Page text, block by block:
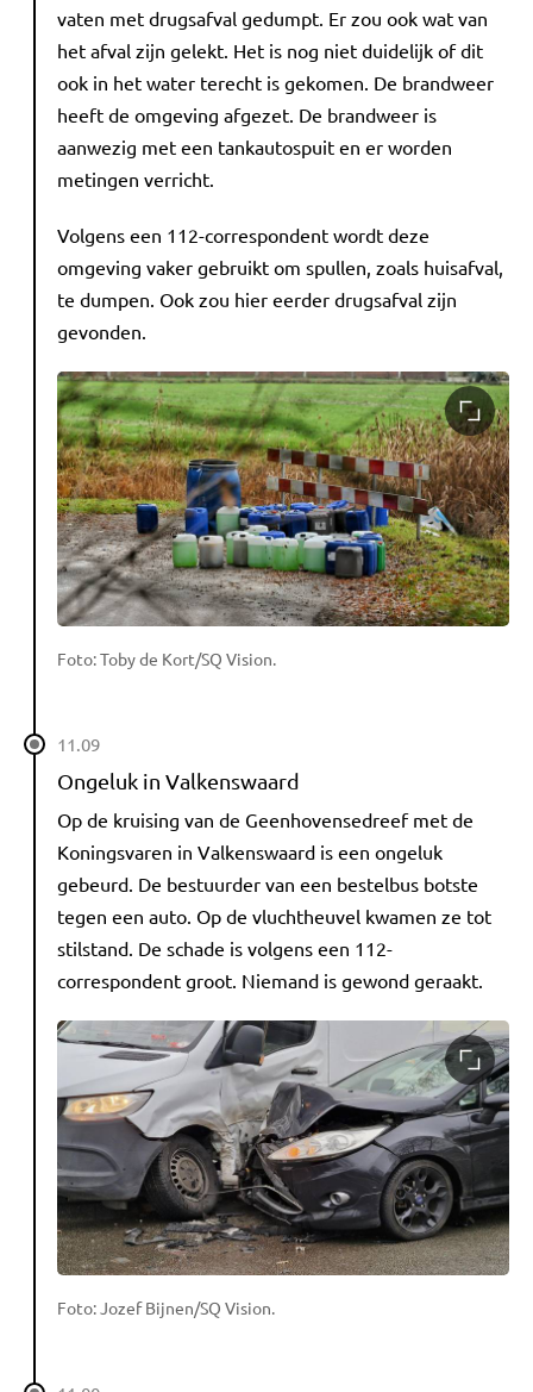
vaten met drugsafval gedumpt. Er zou ook wat van
het afval zijn gelekt. Het is nog niet duidelijk of dit
ook in het water terecht is gekomen. De brandweer
heeft de omgeving afgezet. De brandweer is
aanwezig met een tankautospuit en er worden
metingen verricht.
Volgens een 112-correspondent wordt deze
omgeving vaker gebruikt om spullen, zoals huisafval,
te dumpen. Ook zou hier eerder drugsafval zijn
gevonden.
Foto: Toby de Kort/SQ Vision.
11.09
Ongeluk in Valkenswaard
Op de kruising van de Geenhovensedreef met de
Koningsvaren in Valkenswaard is een ongeluk
gebeurd. De bestuurder van een bestelbus botste
tegen een auto. Op de vluchtheuvel kwamen ze tot
stilstand. De schade is volgens een 112-
correspondent groot. Niemand is gewond geraakt.
Foto: Jozef Bijnen/SQ Vision.